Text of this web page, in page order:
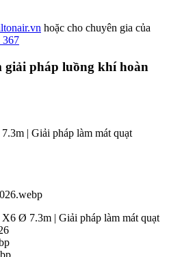
hoặc cho chuyên gia của
367
giải pháp luồng khí hoàn